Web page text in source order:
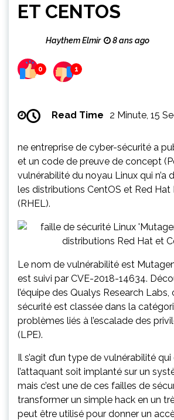
ET CENTOS
Haythem Elmir 8 ans ago
0 1
Read Time 2 Minute, 15
ne entreprise de cyber-sécurité a
et un code de preuve de concept
vulnérabilité du noyau Linux qui n’a
les distributions CentOS et Red Hat
(RHEL).
Le nom de vulnérabilité est
est suivi par CVE-2018-14634.
l’équipe des Qualys Research
sécurité est classée dans la
problèmes liés à l’escalade des
(LPE).
Il s’agit d’un type de vulnérabilité
l’attaquant soit implanté sur un
mais c’est une de ces failles de
transformer un simple hack en un
peut être utilisé pour donner un